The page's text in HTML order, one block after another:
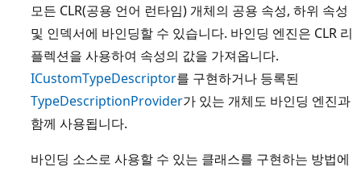
모든 CLR(공용 언어 런타임) 개체의 공용 속성, 하위 속성
및 인덱서에 바인딩할 수 있습니다. 바인딩 엔진은 CLR 리
플렉션을 사용하여 속성의 값을 가져옵니다.
ICustomTypeDescriptor를 구현하거나 등록된
TypeDescriptionProvider가 있는 개체도 바인딩 엔진과
함께 사용됩니다.
바인딩 소스로 사용할 수 있는 클래스를 구현하는 방법에